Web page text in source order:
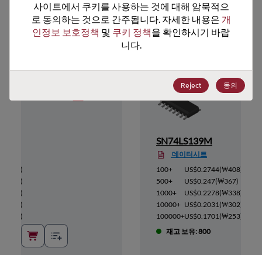
추천 대체 제품
)
)
)
)
)
SN74LS139M
데이터시트
100+
US$0.2744(₩408)
500+
US$0.247(₩367)
1000+
US$0.2278(₩338)
10000+ US$0.2031(₩302)
100000+US$0.1701(₩253)
재고 보유: 800
사이트에서 쿠키를 사용하는 것에 대해 암묵적으
로 동의하는 것으로 간주됩니다. 자세한 내용은 개
인정보 보호정책 및 쿠키 정책을 확인하시기 바랍
니다.
Reject 동의